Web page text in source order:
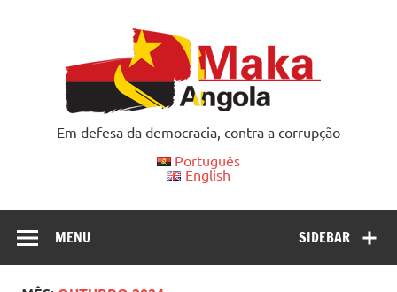
Em defesa da democracia, contra a corrupção
Português
English
SIDEBAR
MENU